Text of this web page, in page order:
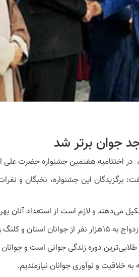
جوان برتر شد
حضرت علی اکبر (ع) از ۲۲جوان نخبه و ۱۰۰جوان برتر
برگزیدگان این جشنواره، نخبگان و
نزدیک خبر داد.
دوره زندگی جوانی است و جوانان
خلاقیت و نوآوری جوانان نیازمندیم.